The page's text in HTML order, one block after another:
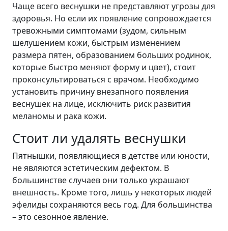
Чаще всего веснушки не представляют угрозы для
здоровья. Но если их появление сопровождается
тревожными симптомами (зудом, сильным
шелушением кожи, быстрым изменением
размера пятен, образованием больших родинок,
которые быстро меняют форму и цвет), стоит
проконсультироваться с врачом. Необходимо
установить причину внезапного появления
веснушек на лице, исключить риск развития
меланомы и рака кожи.
Стоит ли удалять веснушки
Пятнышки, появляющиеся в детстве или юности,
не являются эстетическим дефектом. В
большинстве случаев они только украшают
внешность. Кроме того, лишь у некоторых людей
эфелиды сохраняются весь год. Для большинства
– это сезонное явление.